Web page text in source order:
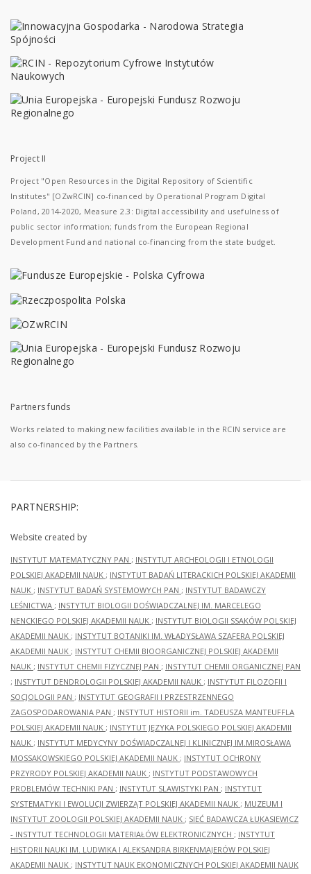
Project II
Project "Open Resources in the Digital Repository of Scientific
Institutes" [OZwRCIN] co-financed by Operational Program Digital
Poland, 2014-2020, Measure 2.3: Digital accessibility and usefulness of
public sector information; funds from the European Regional
Development Fund and national co-financing from the state budget.
Partners funds
Works related to making new facilities available in the RCIN service are
also co-financed by the Partners.
PARTNERSHIP:
Website created by
INSTYTUT MATEMATYCZNY PAN ; INSTYTUT ARCHEOLOGII I ETNOLOGII
POLSKIEJ AKADEMII NAUK ; INSTYTUT BADAŃ LITERACKICH POLSKIEJ AKADEMII
NAUK ; INSTYTUT BADAŃ SYSTEMOWYCH PAN ; INSTYTUT BADAWCZY
LEŚNICTWA ; INSTYTUT BIOLOGII DOŚWIADCZALNEJ IM. MARCELEGO
NENCKIEGO POLSKIEJ AKADEMII NAUK ; INSTYTUT BIOLOGII SSAKÓW POLSKIEJ
AKADEMII NAUK ; INSTYTUT BOTANIKI IM. WŁADYSŁAWA SZAFERA POLSKIEJ
AKADEMII NAUK ; INSTYTUT CHEMII BIOORGANICZNEJ POLSKIEJ AKADEMII
NAUK ; INSTYTUT CHEMII FIZYCZNEJ PAN ; INSTYTUT CHEMII ORGANICZNEJ PAN
; INSTYTUT DENDROLOGII POLSKIEJ AKADEMII NAUK ; INSTYTUT FILOZOFII I
SOCJOLOGII PAN ; INSTYTUT GEOGRAFII I PRZESTRZENNEGO
ZAGOSPODAROWANIA PAN ; INSTYTUT HISTORII im. TADEUSZA MANTEUFFLA
POLSKIEJ AKADEMII NAUK ; INSTYTUT JĘZYKA POLSKIEGO POLSKIEJ AKADEMII
NAUK ; INSTYTUT MEDYCYNY DOŚWIADCZALNEJ I KLINICZNEJ IM.MIROSŁAWA
MOSSAKOWSKIEGO POLSKIEJ AKADEMII NAUK ; INSTYTUT OCHRONY
PRZYRODY POLSKIEJ AKADEMII NAUK ; INSTYTUT PODSTAWOWYCH
PROBLEMÓW TECHNIKI PAN ; INSTYTUT SLAWISTYKI PAN ; INSTYTUT
SYSTEMATYKI I EWOLUCJI ZWIERZĄT POLSKIEJ AKADEMII NAUK ; MUZEUM I
INSTYTUT ZOOLOGII POLSKIEJ AKADEMII NAUK ; SIEĆ BADAWCZA ŁUKASIEWICZ
- INSTYTUT TECHNOLOGII MATERIAŁÓW ELEKTRONICZNYCH ; INSTYTUT
HISTORII NAUKI IM. LUDWIKA I ALEKSANDRA BIRKENMAJERÓW POLSKIEJ
AKADEMII NAUK ; INSTYTUT NAUK EKONOMICZNYCH POLSKIEJ AKADEMII NAUK